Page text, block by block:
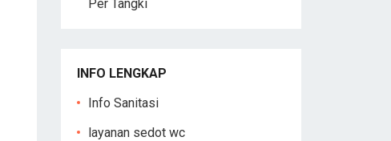
Per Tangki
INFO LENGKAP
Info Sanitasi
layanan sedot wc